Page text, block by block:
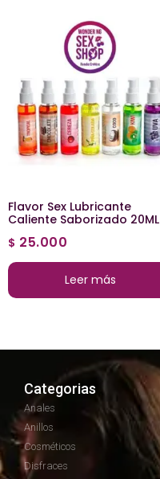
Flavor Sex Lubricante
Caliente Saborizado 20ML
$ 25.000
Leer más
Categorias
Anales
Anillos
Cosméticos
Disfraces